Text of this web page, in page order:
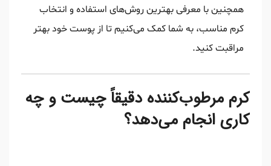
همچنین با معرفی بهترین روش‌های استفاده و انتخاب
کرم مناسب، به شما کمک می‌کنیم تا از پوست خود بهتر
مراقبت کنید.
کرم مرطوب‌کننده دقیقاً چیست و چه
کاری انجام می‌دهد؟